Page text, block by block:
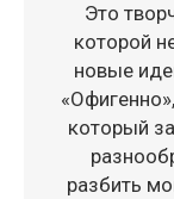
Это
которой
новые
который
разбить